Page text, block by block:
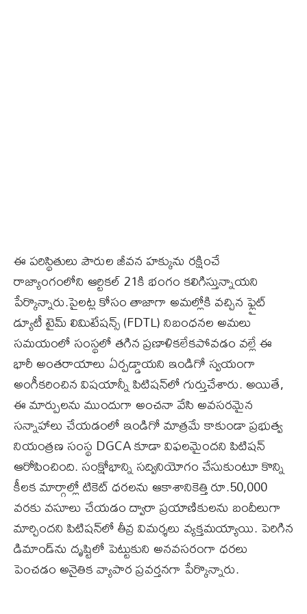
ఈ పరిస్థితులు పౌరుల జీవన హక్కును రక్షించే
రాజ్యాంగంలోని ఆర్టికల్ 21కి భంగం కలిగిస్తున్నాయని
పేర్కొన్నారు.పైలట్ల కోసం తాజాగా అమల్లోకి వచ్చిన ఫ్లైట్
డ్యూటీ టైమ్ లిమిటేషన్స్‌ (FDTL) నిబంధనల అమలు
సమయంలో సంస్థలో తగిన ప్రణాళికలేకపోవడం వల్లే ఈ
భారీ అంతరాయాలు ఏర్పడ్డాయని ఇండిగో స్వయంగా
అంగీకరించిన విషయాన్నీ పిటిషన్‌లో గుర్తుచేశారు. అయితే,
ఈ మార్పులను ముందుగా అంచనా వేసి అవసరమైన
సన్నాహాలు చేయడంలో ఇండిగో మాత్రమే కాకుండా ప్రభుత్వ
నియంత్రణ సంస్థ DGCA కూడా విఫలమైందని పిటిషన్
ఆరోపించింది. సంక్షోభాన్ని సద్వినియోగం చేసుకుంటూ కొన్ని
కీలక మార్గాల్లో టికెట్ ధరలను ఆకాశానికెత్తి రూ.50,000
వరకు వసూలు చేయడం ద్వారా ప్రయాణికులను బందీలుగా
మార్చిందని పిటిషన్‌లో తీవ్ర విమర్శలు వ్యక్తమయ్యాయి. పెరిగిన
డిమాండ్‌ను దృష్టిలో పెట్టుకుని అనవసరంగా ధరలు
పెంచడం అనైతిక వ్యాపార ప్రవర్తనగా పేర్కొన్నారు.